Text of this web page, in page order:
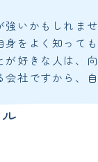
強いかもしれませ
をよく知っても
が好きな人は、向
会社ですから、自